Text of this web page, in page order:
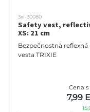
3xi-30080
Safety vest,
XS: 21 cm
Bezpečnostná reflexná
vesta TRIXIE
Cena s
7,99